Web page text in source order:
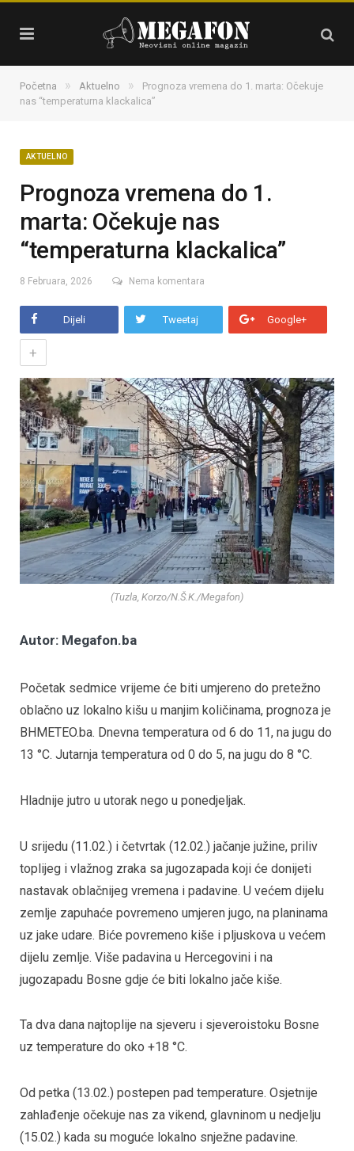
Početna » Aktuelno »
Prognoza vremena do 1. marta: Očekuje
nas “temperaturna klackalica”
AKTUELNO
Prognoza vremena do 1.
marta: Očekuje nas
“temperaturna klackalica”
8 Februara, 2026 Nema komentara
Dijeli Tweetaj Google+
+
(Tuzla, Korzo/N.Š.K./Megafon)
Autor: Megafon.ba
Početak sedmice vrijeme će biti umjereno do pretežno
oblačno uz lokalno kišu u manjim količinama, prognoza je
BHMETEO.ba. Dnevna temperatura od 6 do 11, na jugu do
13 °C. Jutarnja temperatura od 0 do 5, na jugu do 8 °C.
Hladnije jutro u utorak nego u ponedjeljak.
U srijedu (11.02.) i četvrtak (12.02.) jačanje južine, priliv
toplijeg i vlažnog zraka sa jugozapada koji će donijeti
nastavak oblačnijeg vremena i padavine. U većem dijelu
zemlje zapuhaće povremeno umjeren jugo, na planinama
uz jake udare. Biće povremeno kiše i pljuskova u većem
dijelu zemlje. Više padavina u Hercegovini i na
jugozapadu Bosne gdje će biti lokalno jače kiše.
Ta dva dana najtoplije na sjeveru i sjeveroistoku Bosne
uz temperature do oko +18 °C.
Od petka (13.02.) postepen pad temperature. Osjetnije
zahlađenje očekuje nas za vikend, glavninom u nedjelju
(15.02.) kada su moguće lokalno snježne padavine.